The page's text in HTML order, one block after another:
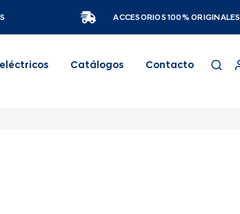
ACCESORIOS 100% ORIGINALES
Catálogos Contacto